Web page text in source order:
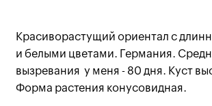
Красиворастущий ориентал с
и белыми цветами. Германия.
вызревания у меня - 80 дня. Куст
Форма растения конусовидная.